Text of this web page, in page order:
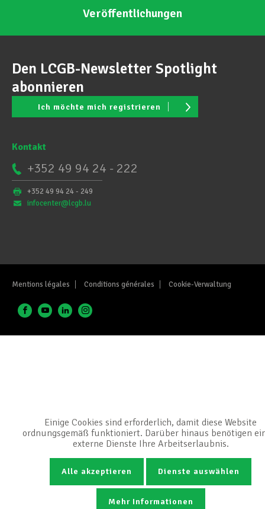
Veröffentlichungen
Den LCGB-Newsletter Spotlight
abonnieren
Ich möchte mich registrieren
Kontakt
+352 49 94 24 - 222
+352 49 94 24 - 249
infocenter@lcgb.lu
Mentions légales Conditions générales Cookie-Verwaltung
Einige Cookies sind erforderlich, damit diese Website
ordnungsgemäß funktioniert. Darüber hinaus benötigen
externe Dienste Ihre Arbeitserlaubnis.
Alle akzeptieren Dienste auswählen
Mehr Informationen